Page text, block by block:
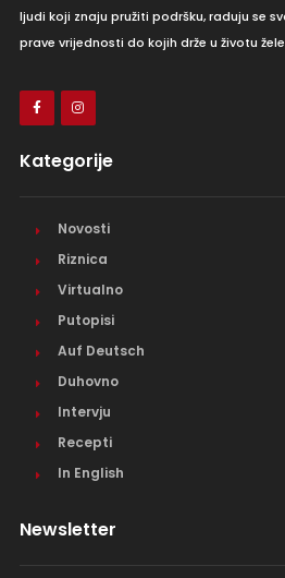
ljudi koji znaju pružiti podršku, raduju se
prave vrijednosti do kojih drže u životu
Kategorije
Novosti
Riznica
Virtualno
Putopisi
Auf Deutsch
Duhovno
Intervju
Recepti
In English
Newsletter